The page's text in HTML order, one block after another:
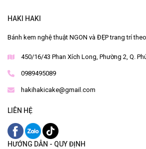
HAKI HAKI
Bánh kem nghệ thuật NGON và ĐẸP trang trí
450/16/43 Phan Xích Long, Phường 2, Q.
0989495089
hakihakicake@gmail.com
LIÊN HỆ
HƯỚNG DẪN - QUY ĐỊNH